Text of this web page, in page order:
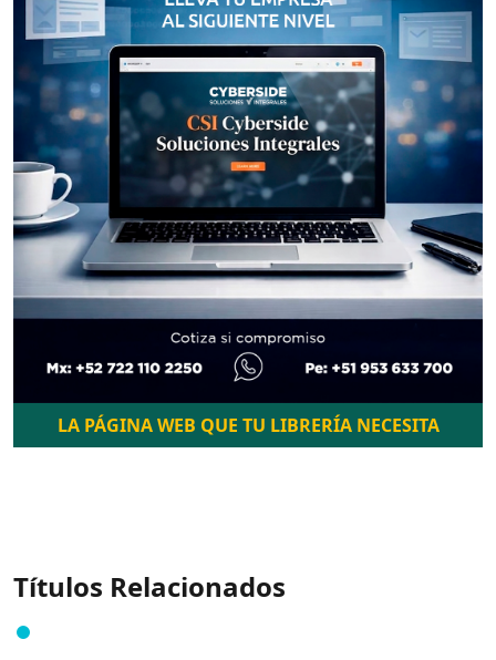
LA PÁGINA WEB QUE TU LIBRERÍA NECESITA
Títulos Relacionados